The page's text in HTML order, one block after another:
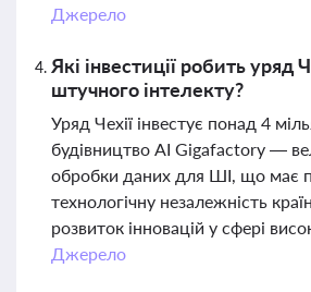
Джерело
Які інвестиції робить уряд
штучного інтелекту?
Уряд Чехії інвестує понад 4
будівництво AI Gigafactory —
обробки даних для ШІ, що має
технологічну незалежність
розвиток інновацій у сфері
Джерело